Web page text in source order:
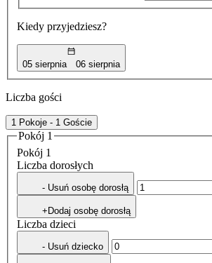
Kiedy przyjedziesz?
05 sierpnia 06 sierpnia
Liczba gości
1 Pokoje - 1 Goście
Pokój 1
Pokój 1
Liczba dorosłych
- Usuń osobę dorosłą
+Dodaj osobę dorosłą
Liczba dzieci
- Usuń dziecko